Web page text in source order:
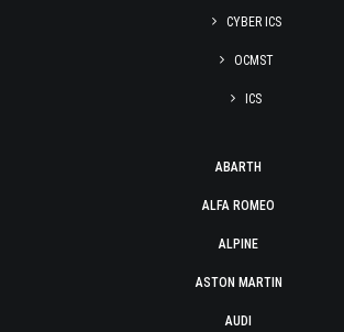
CYBER ICS
OCMST
ICS
ABARTH
ALFA ROMEO
ALPINE
ASTON MARTIN
AUDI